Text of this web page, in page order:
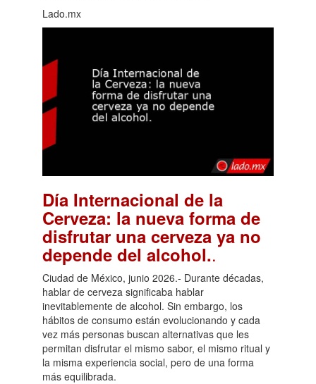
Lado.mx
Día Internacional de la
Cerveza: la nueva forma de
disfrutar una cerveza ya no
depende del alcohol..
Ciudad de México, junio 2026.- Durante décadas,
hablar de cerveza significaba hablar
inevitablemente de alcohol. Sin embargo, los
hábitos de consumo están evolucionando y cada
vez más personas buscan alternativas que les
permitan disfrutar el mismo sabor, el mismo ritual y
la misma experiencia social, pero de una forma
más equilibrada.